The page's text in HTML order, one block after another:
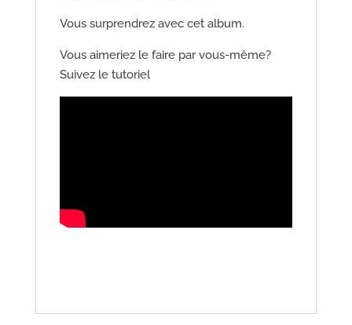
Vous surprendrez avec cet album.
Vous aimeriez le faire par vous-même?
Suivez le tutoriel